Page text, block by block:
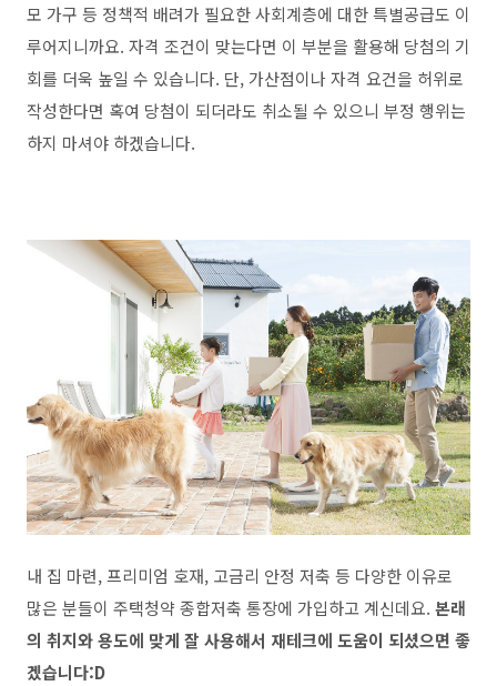
모 가구 등 정책적 배려가 필요한 사회계층에 대한 특별공급도 이
루어지니까요. 자격 조건이 맞는다면 이 부분을 활용해 당첨의 기
회를 더욱 높일 수 있습니다. 단, 가산점이나 자격 요건을 허위로
작성한다면 혹여 당첨이 되더라도 취소될 수 있으니 부정 행위는
하지 마셔야 하겠습니다.
내 집 마련, 프리미엄 호재, 고금리 안정 저축 등 다양한 이유로
많은 분들이 주택청약 종합저축 통장에 가입하고 계신데요. 본래
의 취지와 용도에 맞게 잘 사용해서 재테크에 도움이 되셨으면 좋
겠습니다:D